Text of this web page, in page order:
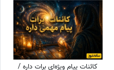
نظام‌دوست تا احساسات عمیق
شهاب حسینی؛ شما شبیه
کدام‌یک هستید؟
کائنات پیام ویژه‌ای برات داره /